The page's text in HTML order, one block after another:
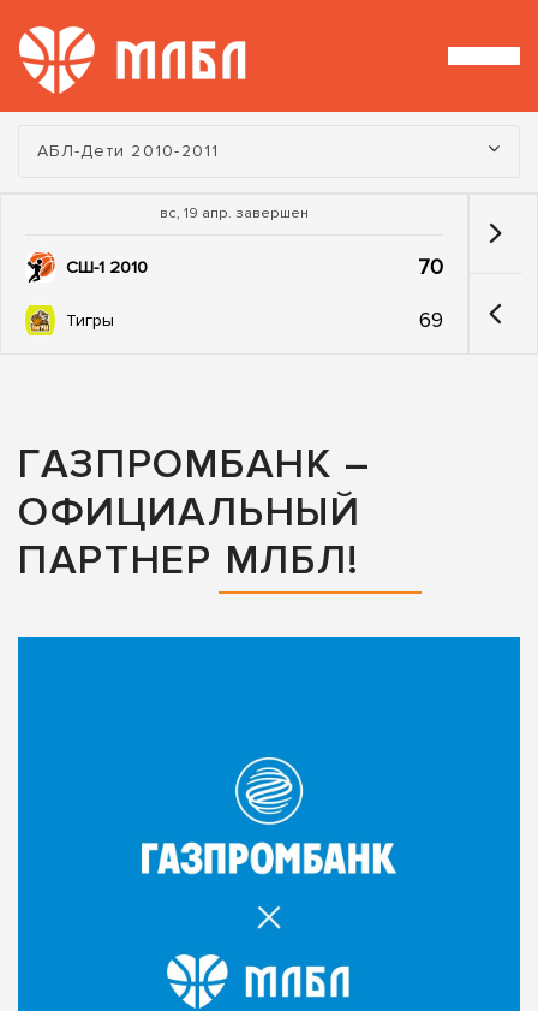
Турнир:
АБЛ-Дети 2010-2011
вс, 19 апр. завершен
СШ-1 2010 70
Тигры 69
ГАЗПРОМБАНК –
ОФИЦИАЛЬНЫЙ
ПАРТНЕР МЛБЛ!